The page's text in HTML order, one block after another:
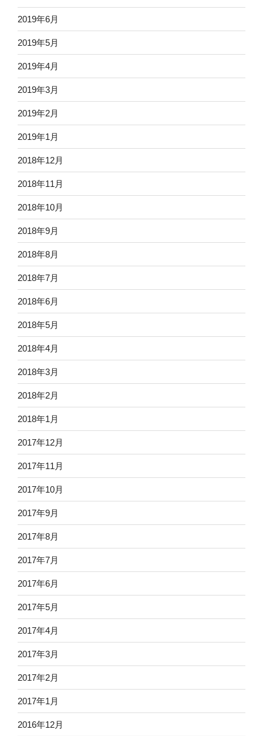
2019年6月
2019年5月
2019年4月
2019年3月
2019年2月
2019年1月
2018年12月
2018年11月
2018年10月
2018年9月
2018年8月
2018年7月
2018年6月
2018年5月
2018年4月
2018年3月
2018年2月
2018年1月
2017年12月
2017年11月
2017年10月
2017年9月
2017年8月
2017年7月
2017年6月
2017年5月
2017年4月
2017年3月
2017年2月
2017年1月
2016年12月